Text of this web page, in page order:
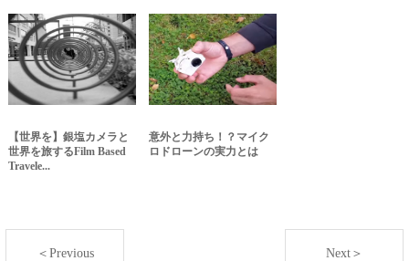
【世界を】銀塩カメラと
世界を旅するFilm Based
Travele...
意外と力持ち！？マイク
ロドローンの実力とは
＜Previous Next＞